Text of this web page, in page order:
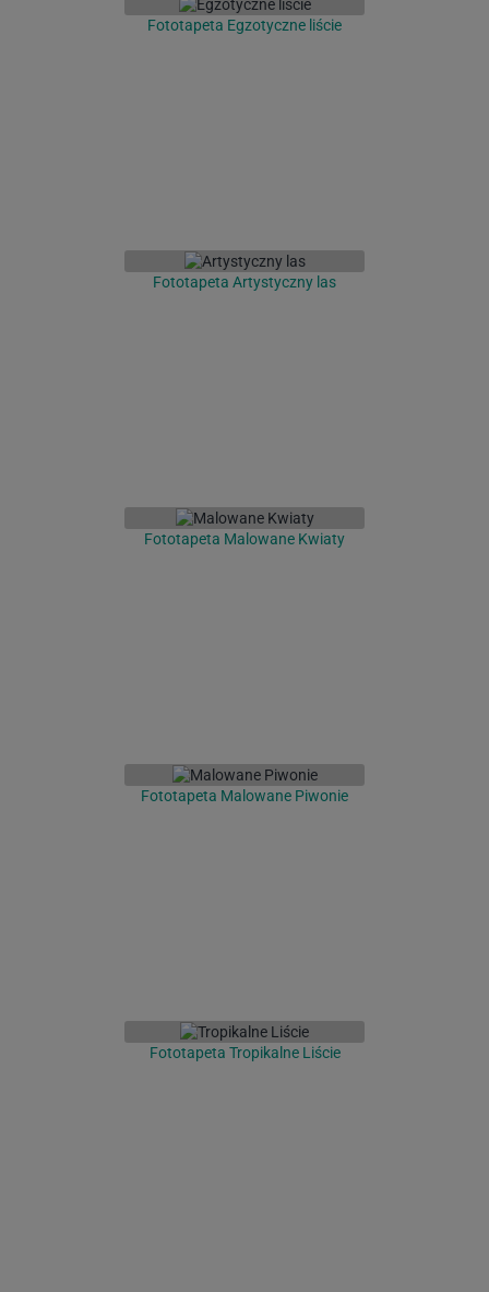
Fototapeta Egzotyczne liście
Fototapeta Artystyczny las
Fototapeta Malowane Kwiaty
Fototapeta Malowane Piwonie
Fototapeta Tropikalne Liście